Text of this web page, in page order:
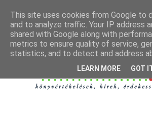
This site uses cookies from Google to
and to analyze traffic. Your IP address
shared with Google along with
metrics to ensure quality of service,
statistics, and to detect and address
LEARN MORE GOT